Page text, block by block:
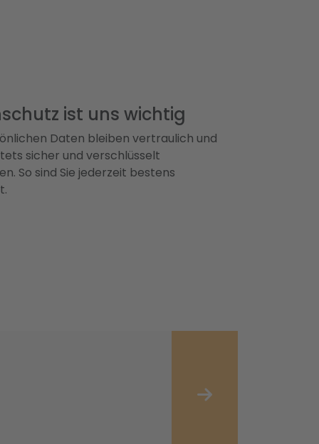
ist uns wichtig
Daten bleiben vertraulich und
sicher und verschlüsselt
So sind Sie jederzeit bestens